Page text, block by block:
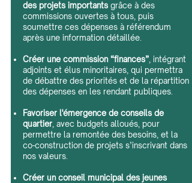
des projets importantsgrâce à des
commissions ouvertes à tous, puis
soumettre ces dépenses à référendum
après une information détaillée.
Créer une commission “finances”, intégrant
adjoints et élus minoritaires, qui permettra
de débattre des priorités et de la répartition
des dépenses en les rendant publiques.
Favoriser l'émergence de conseils de
quartier, avec budgets alloués, pour
permettre la remontée des besoins, et la
co-construction de projets s’inscrivant dans
nos valeurs.
Créer un conseil municipal des jeunes